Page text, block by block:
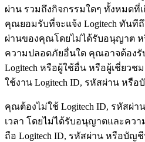
ผ่าน รวมถึงกิจกรรมใดๆ ทั้งหมด
คุณยอมรับที่จะแจ้ง Logitech ทันที
ผ่านของคุณโดยไม่ได้รับอนุญาต ห
ความปลอดภัยอื่นใด คุณอาจต้องรั
Logitech หรือผู้ใช้อื่น หรือผู้เชี่ยวช
ใช้งาน Logitech ID, รหัสผ่าน หรื
คุณต้องไม่ใช้ Logitech ID, รหัสผ่
เวลา โดยไม่ได้รับอนุญาตและคว
ถือ Logitech ID, รหัสผ่าน หรือบัญ